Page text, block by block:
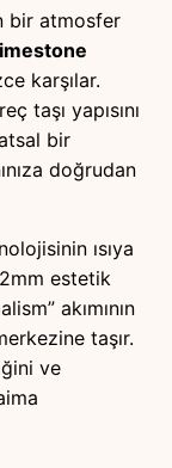
bir atmosfer
karşılar.
taşı yapısını
bir
doğrudan
ısıya
estetik
akımının
taşır.
ve